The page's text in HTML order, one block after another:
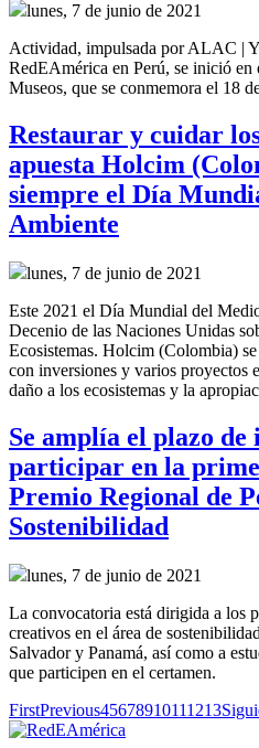
lunes, 7 de junio de 2021
Actividad, impulsada por ALAC |
RedEAmérica en Perú, se inició
Museos, que se conmemora el 18
Restaurar y cuidar
apuesta Holcim
siempre el Día
Ambiente
lunes, 7 de junio de 2021
Este 2021 el Día Mundial del
Decenio de las Naciones Unidas
Ecosistemas. Holcim (Colombia)
con inversiones y varios proyectos
daño a los ecosistemas y la
Se amplía el plazo
participar en la
Premio Regional de
Sostenibilidad
lunes, 7 de junio de 2021
La convocatoria está dirigida a los
creativos en el área de
Salvador y Panamá, así como a
que participen en el certamen.
FirstPrevious45678910111213